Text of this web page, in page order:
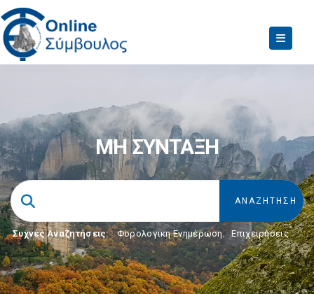
ΜΗ ΣΥΝΤΑΞΗ
Συχνές Αναζητήσεις: Φορολογικη Ενημέρωση, Επιχειρήσεις